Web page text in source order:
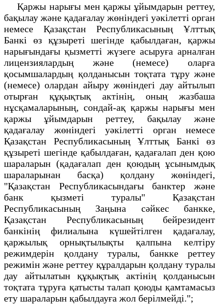
Қаржы нарығы мен қаржы ұйымдарын реттеу,
бақылау және қадағалау жөніндегі уәкілетті орган
немесе Қазақстан Республикасының Ұлттық
Банкі өз құзыреті шегінде қабылдаған, қаржы
нарығындағы қызметті жүзеге асыруға арналған
лицензиялардың және (немесе) оларға
қосымшалардың қолданысын тоқтата тұру және
(немесе) олардан айыру жөніндегі дау айтылып
отырған құқықтық актінің, оның жазбаша
нұсқамаларының, сондай-ақ қаржы нарығы мен
қаржы ұйымдарын реттеу, бақылау және
қадағалау жөніндегі уәкілетті орган немесе
Қазақстан Республикасының Ұлттық Банкі өз
құзыреті шегінде қабылдаған, қадағалап ден қою
шараларын (қадағалап ден қоюдың ұсынымдық
шараларынан басқа) қолдану жөніндегі,
"Қазақстан Республикасындағы банктер және
банк қызметі туралы" Қазақстан
Республикасының Заңына сәйкес банкке,
Қазақстан Республикасының бейрезидент
банкінің филиалына күшейтілген қадағалау,
қаржылық орнықтылықты қалпына келтіру
режимдерін қолдану туралы, банкке реттеу
режимін және реттеу құралдарын қолдану туралы
дау айтылатын құқықтық актінің қолданысын
тоқтата тұруға қатысты талап қоюды қамтамасыз
ету шараларын қабылдауға жол берілмейді.";